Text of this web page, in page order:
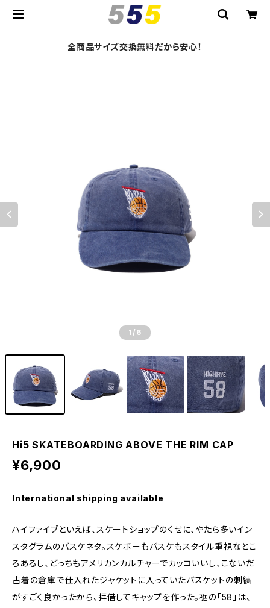
全商品サイズ交換無料だから安心！
1 /6
Hi5 SKATEBOARDING ABOVE THE RIM CAP
¥6,900
International shipping available
ハイファイブといえば、スケートショップのくせに、やたら多いイン
スタグラムのバスケネタ。スケボーもバスケもスタイル重視なとこ
ろあるし、どっちもアメリカンカルチャーでカッコいいし、こないだ
古着の倉庫で仕入れたジャケットに入っていたバスケットの刺繍
がすごく良かったから、拝借してキャップを作った。裾の「58」は、